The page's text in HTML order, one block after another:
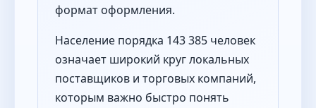
формат оформления.
Население порядка 143 385 человек
означает широкий круг локальных
поставщиков и торговых компаний,
которым важно быстро понять